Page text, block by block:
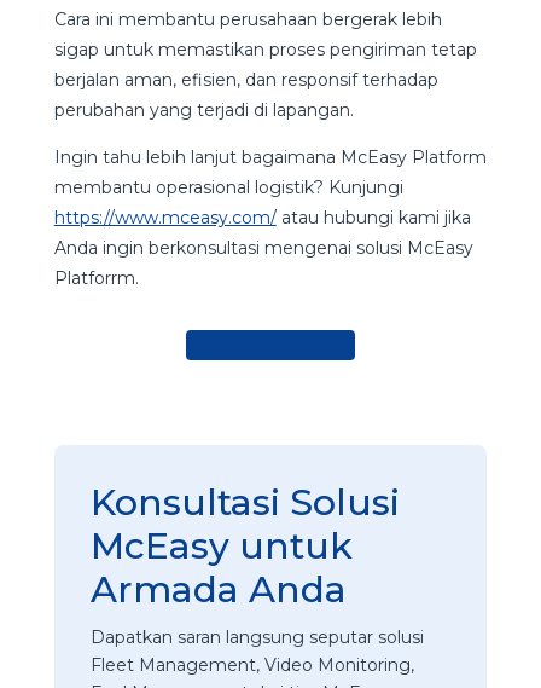
Cara ini membantu perusahaan bergerak lebih
sigap untuk memastikan proses pengiriman tetap
berjalan aman, efisien, dan responsif terhadap
perubahan yang terjadi di lapangan.
Ingin tahu lebih lanjut bagaimana McEasy Platform
membantu operasional logistik? Kunjungi
https://www.mceasy.com/atau hubungi kami jika
Anda ingin berkonsultasi mengenai solusi McEasy
Platforrm.
Konsultasi Solusi
McEasy untuk
Armada Anda
Dapatkan saran langsung seputar solusi
Fleet Management, Video Monitoring,